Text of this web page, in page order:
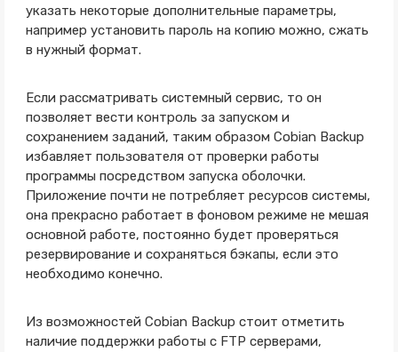
указать некоторые дополнительные параметры,
например установить пароль на копию можно, сжать
в нужный формат.
Если рассматривать системный сервис, то он
позволяет вести контроль за запуском и
сохранением заданий, таким образом Cobian Backup
избавляет пользователя от проверки работы
программы посредством запуска оболочки.
Приложение почти не потребляет ресурсов системы,
она прекрасно работает в фоновом режиме не мешая
основной работе, постоянно будет проверяться
резервирование и сохраняться бэкапы, если это
необходимо конечно.
Из возможностей Cobian Backup стоит отметить
наличие поддержки работы с FTP серверами,